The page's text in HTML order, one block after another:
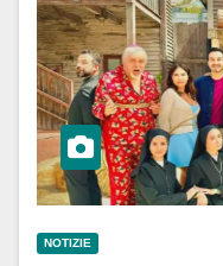
NOTIZIE